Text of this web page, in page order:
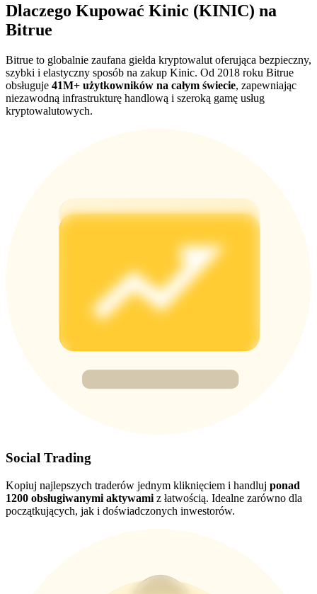
Register & Trade to Win 500,000 USDT
Precious Metals Trading Carnival
Trade Gold & Silver · 33,333 USDT Bonus
New Listing Futures Fest
Trade New Futures, Win 200,000 USDT
Crypto World Cup 2026: Grand Finale
Dlaczego Kupować Kinic (KINIC) na
Bitrue
Bitrue to globalnie zaufana giełda kryptowalut oferująca bezpieczny,
szybki i elastyczny sposób na zakup Kinic. Od 2018 roku Bitrue
obsługuje 41M+ użytkowników na całym świecie, zapewniając
niezawodną infrastrukturę handlową i szeroką gamę usług
kryptowalutowych.
Social Trading
Kopiuj najlepszych traderów jednym kliknięciem i handluj ponad
1200 obsługiwanymi aktywami z łatwością. Idealne zarówno dla
początkujących, jak i doświadczonych inwestorów.